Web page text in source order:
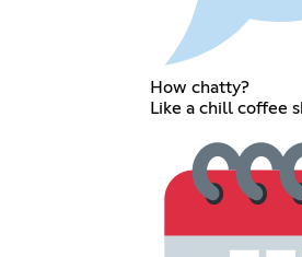
How chatty?
Like a chill coffee